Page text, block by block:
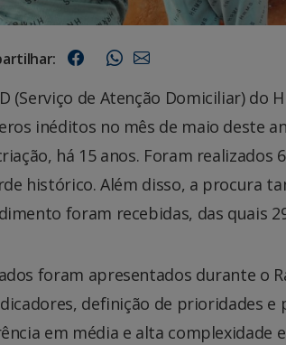
(Serviço de Atenção Domiciliar) do
inéditos no mês de maio deste
há 15 anos. Foram
histórico. Além disso, a procura
foram recebidas, das quais
foram apresentados durante o
definição de prioridades
em média e alta complexidade